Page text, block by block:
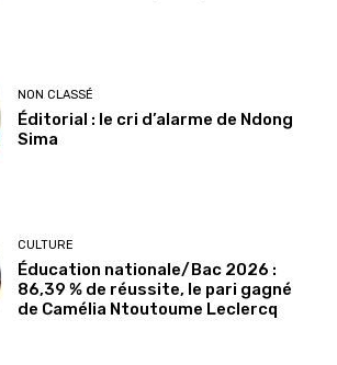
NON CLASSÉ
Éditorial : le cri d’alarme de Ndong
Sima
CULTURE
Éducation nationale/Bac 2026 :
86,39 % de réussite, le pari gagné
de Camélia Ntoutoume Leclercq